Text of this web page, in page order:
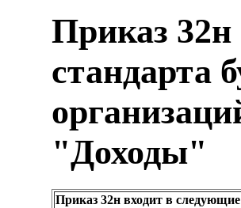
Приказ 32н
стандарта
"Доходы"
Приказ 32н входит в